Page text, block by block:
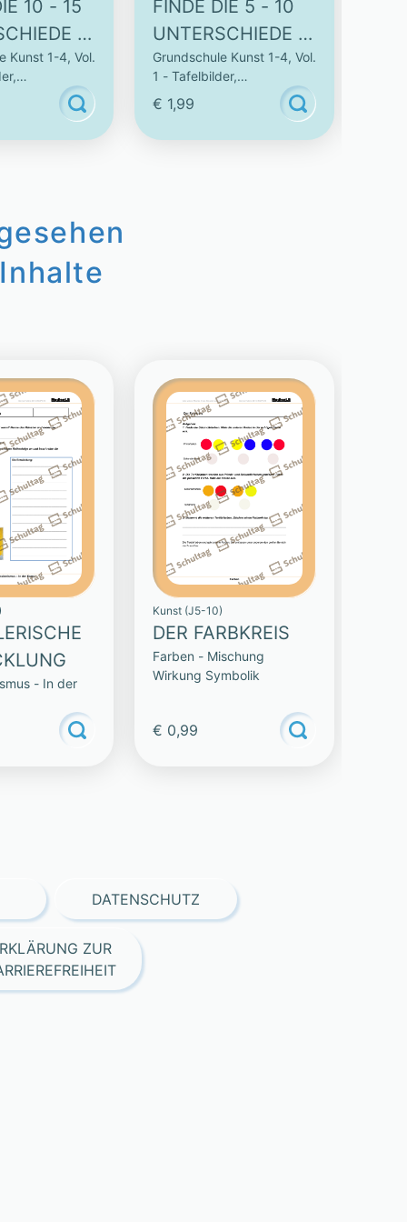
10 - 15
-
Kunst 1-4, Vol.
und
FINDE DIE 5 - 10
UNTERSCHIEDE -
10 BUNTE
DRUCKVORLAGEN
(2)
Grundschule Kunst 1-4, Vol.
1 - Tafelbilder,
Zeichenvorlagen und
Kunstbilder
€ 1,99
- In der
Kunst (J5-10)
DER FARBKREIS
Farben - Mischung
Wirkung Symbolik
€ 0,99
DATENSCHUTZ
ZUR